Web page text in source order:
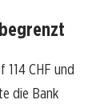
114 CHF und
die Bank